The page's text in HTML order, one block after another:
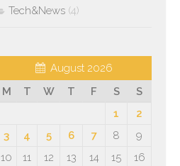
Tech&News (4)
August 2026
M
T W T F S
S
1
2
3
4 5 6 7 8
9
10
11 12 13 14 15
16